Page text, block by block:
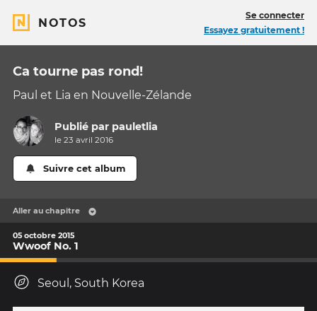
NOTOS
Se connecter
Essayez gratuitement !
Ca tourne pas rond!
Paul et Lia en Nouvelle-Zélande
Publié par pauletlia
le 23 avril 2016
Suivre cet album
Aller au chapitre
05 octobre 2015
Wwoof No. 1
Seoul, South Korea